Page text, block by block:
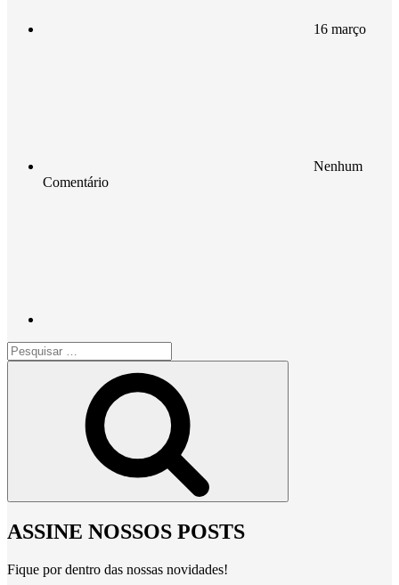
16 março
Nenhum
Comentário
Pesquisar
por:
ASSINE NOSSOS POSTS
Fique por dentro das nossas novidades!